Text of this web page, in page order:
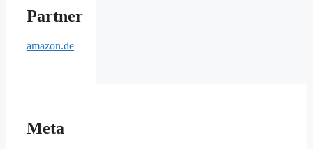
Partner
amazon.de
Meta